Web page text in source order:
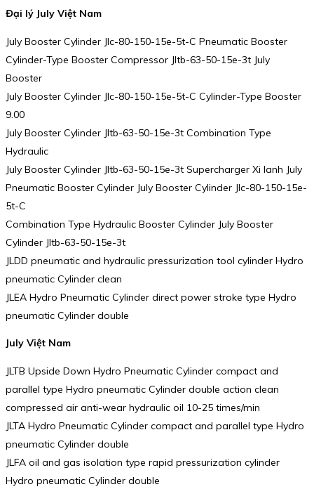
Đại lý July Việt Nam
July Booster Cylinder Jlc-80-150-15e-5t-C Pneumatic Booster
Cylinder-Type Booster Compressor Jltb-63-50-15e-3t July
Booster
July Booster Cylinder Jlc-80-150-15e-5t-C Cylinder-Type Booster
9.00
July Booster Cylinder Jltb-63-50-15e-3t Combination Type
Hydraulic
July Booster Cylinder Jltb-63-50-15e-3t Supercharger Xi lanh July
Pneumatic Booster Cylinder July Booster Cylinder Jlc-80-150-15e-
5t-C
Combination Type Hydraulic Booster Cylinder July Booster
Cylinder Jltb-63-50-15e-3t
JLDD pneumatic and hydraulic pressurization tool cylinder Hydro
pneumatic Cylinder clean
JLEA Hydro Pneumatic Cylinder direct power stroke type Hydro
pneumatic Cylinder double
July Việt Nam
JLTB Upside Down Hydro Pneumatic Cylinder compact and
parallel type Hydro pneumatic Cylinder double action clean
compressed air anti-wear hydraulic oil 10-25 times/min
JLTA Hydro Pneumatic Cylinder compact and parallel type Hydro
pneumatic Cylinder double
JLFA oil and gas isolation type rapid pressurization cylinder
Hydro pneumatic Cylinder double